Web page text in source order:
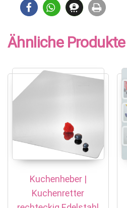
Ähnliche Produkte
Kuchenheber |
Kuchenretter